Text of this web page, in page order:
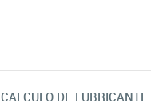
CALCULO DE LUBRICANTE